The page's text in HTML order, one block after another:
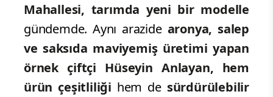
Mahallesi, tarımda yeni bir modelle
gündemde. Aynı arazide aronya, salep
ve saksıda maviyemiş üretimi yapan
örnek çiftçi Hüseyin Anlayan, hem
ürün çeşitliliği hem de sürdürülebilir